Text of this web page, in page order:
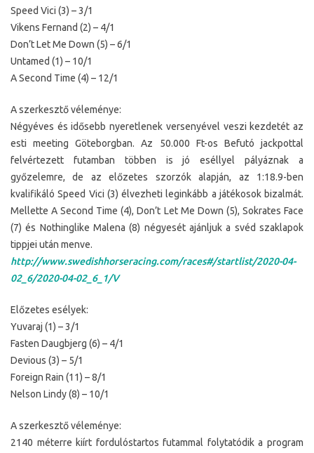
Speed Vici (3) – 3/1
Vikens Fernand (2) – 4/1
Don’t Let Me Down (5) – 6/1
Untamed (1) – 10/1
A Second Time (4) – 12/1
A szerkesztő véleménye:
Négyéves és idősebb nyeretlenek versenyével veszi kezdetét az
esti meeting Göteborgban. Az 50.000 Ft-os Befutó jackpottal
felvértezett futamban többen is jó eséllyel pályáznak a
győzelemre, de az előzetes szorzók alapján, az 1:18.9-ben
kvalifikáló Speed Vici (3) élvezheti leginkább a játékosok bizalmát.
Mellette A Second Time (4), Don’t Let Me Down (5), Sokrates Face
(7) és Nothinglike Malena (8) négyesét ajánljuk a svéd szaklapok
tippjei után menve.
http://www.swedishhorseracing.com/races#/startlist/2020-04-
02_6/2020-04-02_6_1/V
Előzetes esélyek:
Yuvaraj (1) – 3/1
Fasten Daugbjerg (6) – 4/1
Devious (3) – 5/1
Foreign Rain (11) – 8/1
Nelson Lindy (8) – 10/1
A szerkesztő véleménye:
2140 méterre kiírt fordulóstartos futammal folytatódik a program